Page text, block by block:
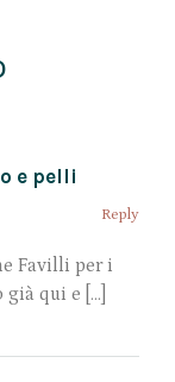
e pelli
Reply
Favilli per i
qui e […]